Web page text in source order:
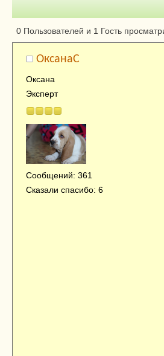
Автор
помощь! (Прочитано
0 Пользователей и 1 Гость
ОксанаC
Оксана
Эксперт
Сообщений: 361
Сказали спасибо: 6